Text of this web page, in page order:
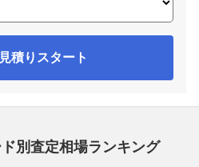
見積りスタート
別査定相場ランキング